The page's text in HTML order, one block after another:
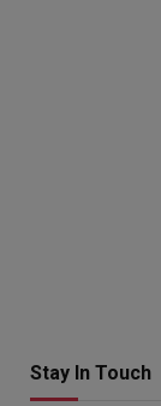
Stay In Touch